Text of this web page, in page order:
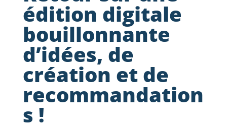
édition digitale
bouillonnante
d’idées, de
création et de
recommandation
s !